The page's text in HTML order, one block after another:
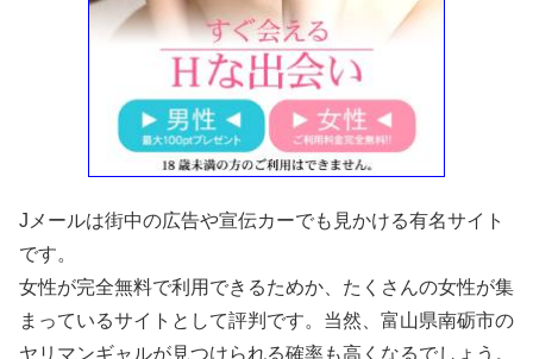
Jメールは街中の広告や宣伝カーでも見かける有名サイト
です。
女性が完全無料で利用できるためか、たくさんの女性が集
まっているサイトとして評判です。当然、富山県南砺市の
ヤリマンギャルが見つけられる確率も高くなるでしょう。